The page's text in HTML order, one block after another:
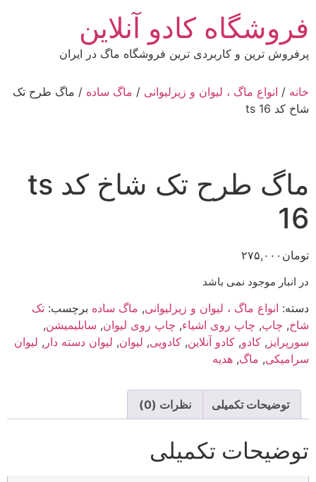
محتوا
فروشگاه کادو آنلاین
پرفروش ترین و کاربردی ترین فروشگاه ماگ در ایران
خانه / انواع ماگ ، لیوان و زیرلیوانی / ماگ ساده / ماگ طرح تک
شاخ کد ts 16
ماگ طرح تک شاخ کد ts
16
تومان ۲۷۵,۰۰۰
در انبار موجود نمی باشد
دسته: انواع ماگ ، لیوان و زیرلیوانی, ماگ ساده برچسب: تک
شاخ, چاپ, چاپ روی اشیاء, چاپ روی لیوان, سابلیمیشن,
سورپرایز , کادو, کادو آنلاین, کادویی, لیوان, لیوان دسته دار , لیوان
سرامیکی, ماگ, هدیه
توضیحات تکمیلی نظرات (0)
توضیحات تکمیلی